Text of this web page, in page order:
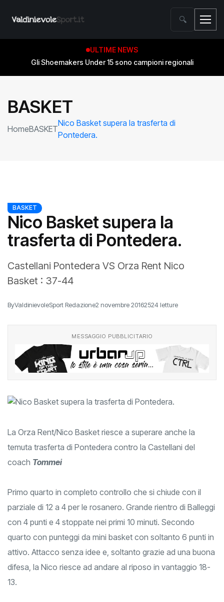
🔍
ULTIME NEWS
Gli Shoemakers Under 15 sono campioni regionali
BASKET
HomeBASKET
Nico Basket supera la trasferta di
Pontedera.
BASKET
Nico Basket supera la
trasferta di Pontedera.
Castellani Pontedera VS Orza Rent Nico
Basket : 37-44
ByValdinievoleSport Redazione2 novembre 20162524 letture
MESSAGGIO PUBBLICITARIO
La Orza Rent/Nico Basket riesce a superare anche la
temuta trasferta di Pontedera contro la Castellani del
coach Tommei
Primo quarto in completo controllo che si chiude con il
parziale di 12 a 4 per le rosanero. Grande rientro di Balleggi
con 4 punti e 4 stoppate nei primi 10 minuti. Secondo
quarto con punteggi da mini basket con soltanto 6 punti in
attivo. Attacco senza idee e, soltanto grazie ad una buona
difesa, la Nico riesce ad andare al riposo in vantaggio 18-
13.